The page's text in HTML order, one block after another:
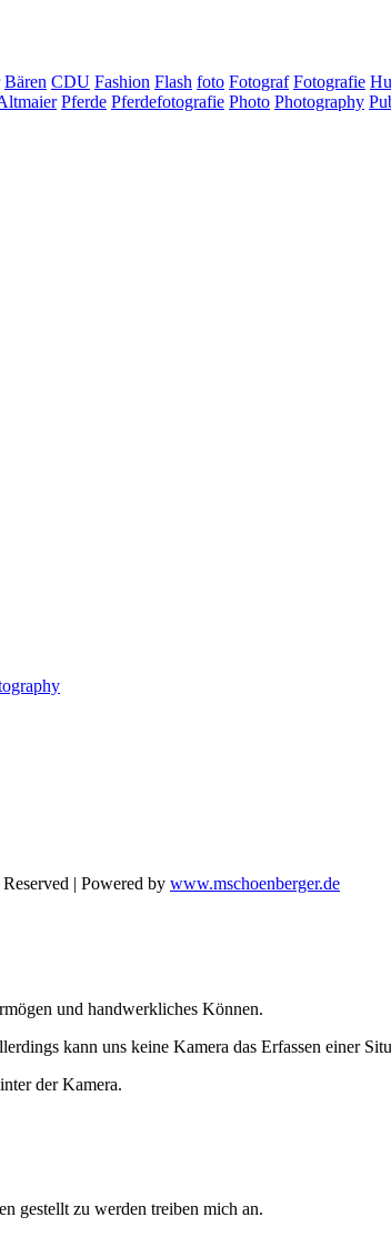
Bären CDU Fashion Flash foto Fotograf Fotografie
Pferde Pferdefotografie Photo Photography
| Powered by www.mschoenberger.de
und handwerkliches Können.
kann uns keine Kamera das Erfassen einer
der Kamera.
gestellt zu werden treiben mich an.